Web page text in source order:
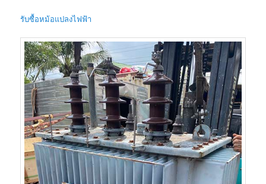
รับซื้อหม้อแปลงไฟฟ้า